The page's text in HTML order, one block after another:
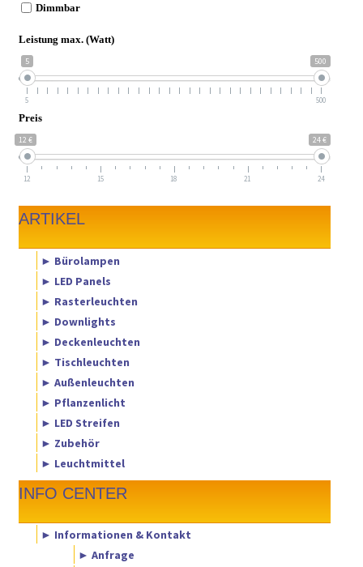
Dimmbar
Leistung max. (Watt)
5 500
5 500
Preis
12 € 24 €
12 15 18 21 24
ARTIKEL
► Bürolampen
► LED Panels
► Rasterleuchten
► Downlights
► Deckenleuchten
► Tischleuchten
► Außenleuchten
► Pflanzenlicht
► LED Streifen
► Zubehör
► Leuchtmittel
INFO CENTER
► Informationen & Kontakt
► Anfrage